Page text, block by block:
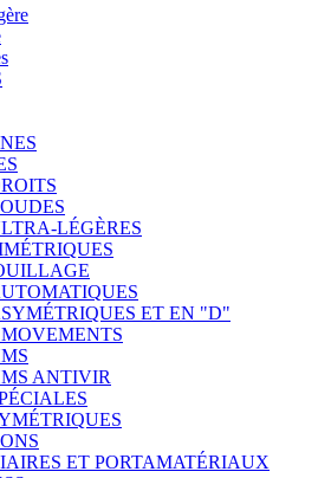
LÉGÈRES
ET EN "D"
ANTIVIR
ET PORTAMATÉRIAUX